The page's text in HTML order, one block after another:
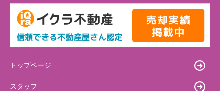
トップページ
スタッフ